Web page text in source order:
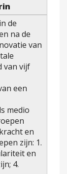
de
na de
van
van vijf
een
medio
en
zijn: 1.
en
4.